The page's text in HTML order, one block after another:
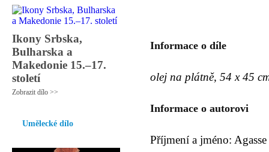
Ikony Srbska,
Bulharska a
Makedonie 15.–17.
století
Zobrazit dílo >>
Umělecké dílo
Informace o díle
olej na plátně, 54 x 45
Informace o autorovi
Příjmení a jméno: Agasse